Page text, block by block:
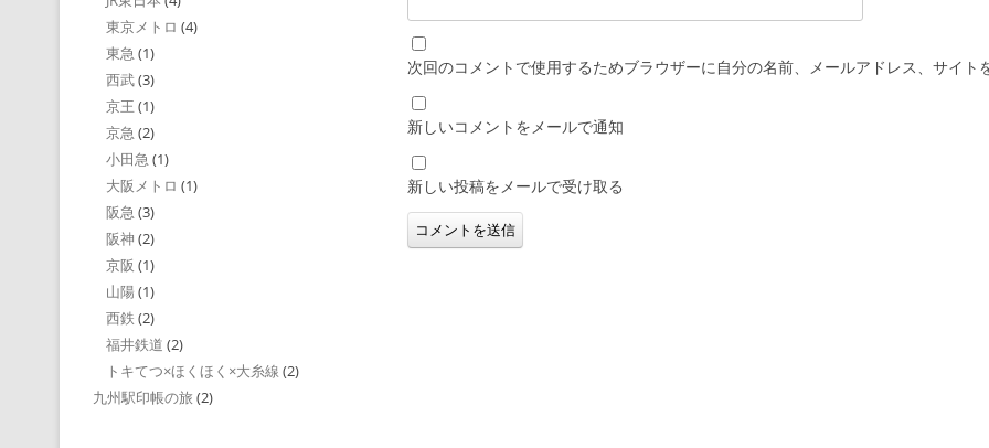
次回のコメントで使用するためブラウザーに自分の名前、メールアドレス、サイト
新しいコメントをメールで通知
新しい投稿をメールで受け取る
東京メトロ (4)
東急 (1)
西武(3)
京王 (1)
京急 (2)
小田急 (1)
大阪メトロ (1)
阪急 (3)
阪神 (2)
京阪 (1)
山陽 (1)
西鉄 (2)
福井鉄道 (2)
トキてつ×ほくほく×大糸線 (2)
九州駅印帳の旅 (2)